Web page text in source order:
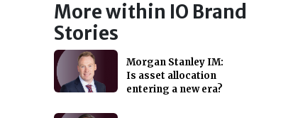
More within IO Brand
Stories
Morgan Stanley IM:
Is asset allocation
entering a new era?